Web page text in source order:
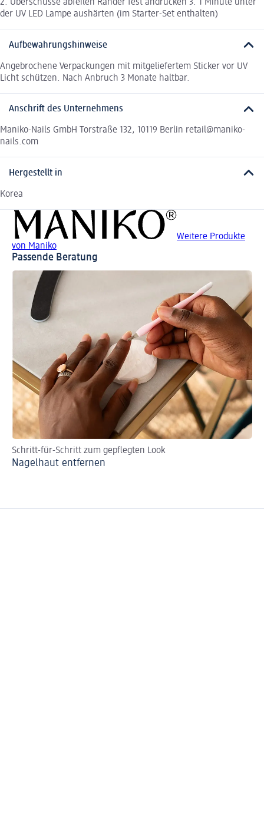
2. Überschüsse abfeilen Ränder fest andrücken 3. 1 Minute unter
der UV LED Lampe aushärten (im Starter-Set enthalten)
Aufbewahrungshinweise
Angebrochene Verpackungen mit mitgeliefertem Sticker vor UV
Licht schützen. Nach Anbruch 3 Monate haltbar.
Anschrift des Unternehmens
Maniko-Nails GmbH Torstraße 132, 10119 Berlin retail@maniko-
nails.com
Hergestellt in
Korea
Weitere Produkte
von Maniko
Passende Beratung
Schritt-für-Schritt zum gepflegten Look
Nagelhaut entfernen